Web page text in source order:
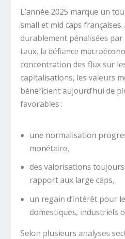
L’année 2025 marque un
small et mid caps
durablement pénalisées par
taux, la défiance
concentration des flux sur
capitalisations, les valeurs
bénéficient aujourd’hui de
favorables :
une normalisation
monétaire,
des valorisations
rapport aux large caps,
un regain d’intérêt pour
domestiques, industriels
Selon plusieurs analyses